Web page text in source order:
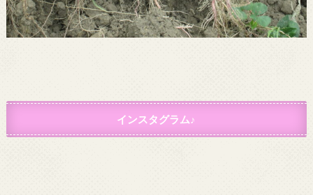
インスタグラム♪